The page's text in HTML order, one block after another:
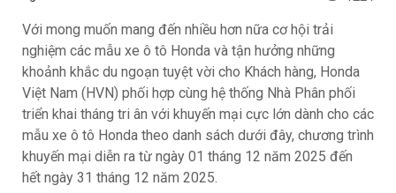
Với mong muốn mang đến nhiều hơn nữa cơ hội trải
nghiệm các mẫu xe ô tô Honda và tận hưởng những
khoảnh khắc du ngoạn tuyệt vời cho Khách hàng, Honda
Việt Nam (HVN) phối hợp cùng hệ thống Nhà Phân phối
triển khai tháng tri ân với khuyến mại cực lớn dành cho các
mẫu xe ô tô Honda theo danh sách dưới đây, chương trình
khuyến mại diễn ra từ ngày 01 tháng 12 năm 2025 đến
hết ngày 31 tháng 12 năm 2025.